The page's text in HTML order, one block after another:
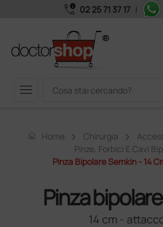
call_quality 02 25 71 37 17 |
menu
home Home Chirurgia
Pinze, Forbici E Cavi
Pinza Bipolare Semkin - 14
Pinza
14 cm -